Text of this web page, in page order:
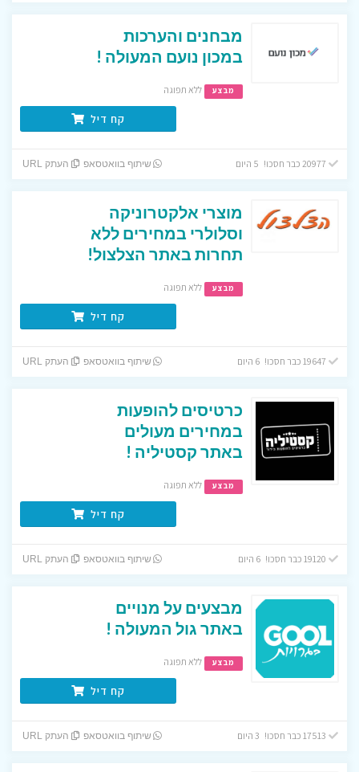
מבחנים והערכות
במכון נועם המעולה !
מבצע ללא תפוגה
קח דיל
שיתוף בוואטסאפ העתק URL
מוצרי אלקטרוניקה
וסלולרי במחירים ללא
תחרות באתר הצלצול!
מבצע ללא תפוגה
קח דיל
שיתוף בוואטסאפ העתק URL
כרטיסים להופעות
במחירים מעולים
באתר קסטיליה !
מבצע ללא תפוגה
קח דיל
שיתוף בוואטסאפ העתק URL
מבצעים על מנויים
באתר גול המעולה !
מבצע ללא תפוגה
קח דיל
שיתוף בוואטסאפ העתק URL